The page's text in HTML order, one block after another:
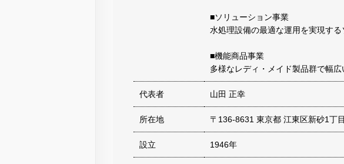
■ソリューション事業
水処理設備の最適な運用を実現す
■機能商品事業
多様なレディ・メイド製品群で幅
代表者 山田 正幸
所在地 〒136-8631 東京都 江東区新砂1丁
設立 1946年